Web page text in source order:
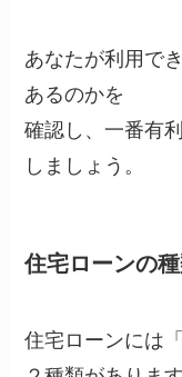
あなたが利用で
あるのかを
確認し、一番有
しましょう。
住宅ローンの
住宅ローンには